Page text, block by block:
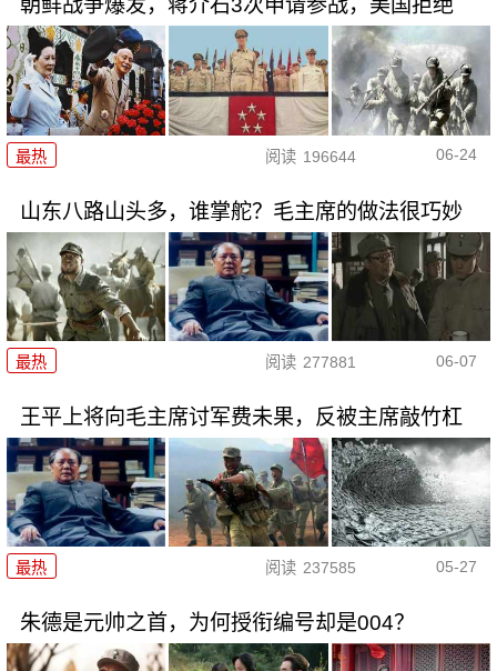
朝鲜战争爆发，蒋介石3次申请参战，美国拒绝
最热 阅读 196644 06-24
山东八路山头多，谁掌舵？毛主席的做法很巧妙
最热 阅读 277881 06-07
王平上将向毛主席讨军费未果，反被主席敲竹杠
最热 阅读 237585 05-27
朱德是元帅之首，为何授衔编号却是004？